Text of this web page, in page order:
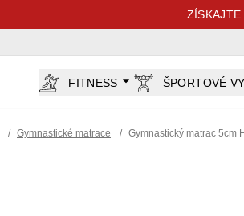
FITNESS ŠPORTOVÉ
/ Gymnastické matrace / Gymnastický matrac 5cm